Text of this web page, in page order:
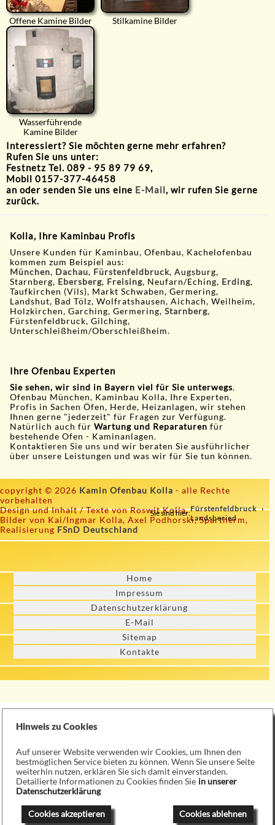
Offene Kamine Bilder Stilkamine Bilder
Wasserführende
Kamine Bilder
Interessiert? Sie möchten gerne mehr erfahren?
Rufen Sie uns unter:
Festnetz Tel. 089 - 95 89 79 69,
Mobil 0157-377-46458
an oder senden Sie uns eine E-Mail, wir rufen Sie gerne
zurück.
Kolla, Ihre Kaminbau Profis
Unsere Kunden für Kaminbau, Ofenbau, Kachelofenbau
kommen zum Beispiel aus:
München, Dachau, Fürstenfeldbruck, Augsburg,
Starnberg, Ebersberg, Freising, Neufarn/Eching, Erding,
Taufkirchen (Vils), Markt Schwaben, Germering,
Landshut, Bad Tölz, Wolfratshausen, Aichach, Weilheim,
Holzkirchen, Garching, Germering,Starnberg,
Fürstenfeldbruck, Gilching,
Unterschleißheim/Oberschleißheim.
Ihre Ofenbau Experten
Sie sehen, wir sind in Bayern viel für Sie unterwegs.
Ofenbau München, Kaminbau Kolla, Ihre Experten,
Profis in Sachen Öfen, Herde, Heizanlagen, wir stehen
Ihnen gerne "jederzeit" für Fragen zur Verfügung.
Natürlich auch fürWartung und Reparaturen für
bestehende Ofen - Kaminanlagen.
Kontaktieren Sie uns und wir beraten Sie ausführlicher
über unsere Leistungen und was wir für Sie tun können.
copyright © 2026 Kamin Ofenbau Kolla - alle Rechte
vorbehalten
Design und Inhalt / Texte von Roswit Kolla,
Bilder von Kai/Ingmar Kolla, Axel Podhorski, Spartherm,
Realisierung FSnD Deutschland
Sie sind hier:Fürstenfeldbruck
Landsberied
Home
Impressum
Datenschutzerklärung
E-Mail
Sitemap
Kontakte
Hinweis zu Cookies
Auf unserer Website verwenden wir Cookies, um Ihnen den
bestmöglichen Service bieten zu können. Wenn Sie unsere Seite
weiterhin nutzen, erklären Sie sich damit einverstanden.
Detailierte Informationen zu Cookies finden Sie in unserer
Datenschutzerklärung
Cookies ablehnen
Cookies akzeptieren